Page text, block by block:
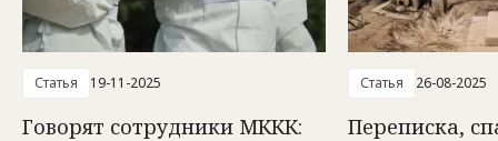
Статья 19-11-2025
Говорят сотрудники МККК:
Статья 26-08-2025
Переписка,